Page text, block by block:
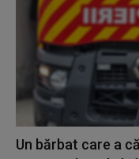
Un bărbat care a